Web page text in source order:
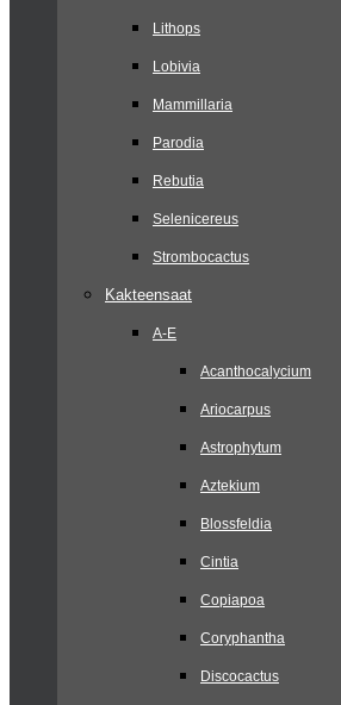
Lithops
Lobivia
Mammillaria
Parodia
Rebutia
Selenicereus
Strombocactus
Kakteensaat
A-E
Acanthocalycium
Ariocarpus
Astrophytum
Aztekium
Blossfeldia
Cintia
Copiapoa
Coryphantha
Discocactus